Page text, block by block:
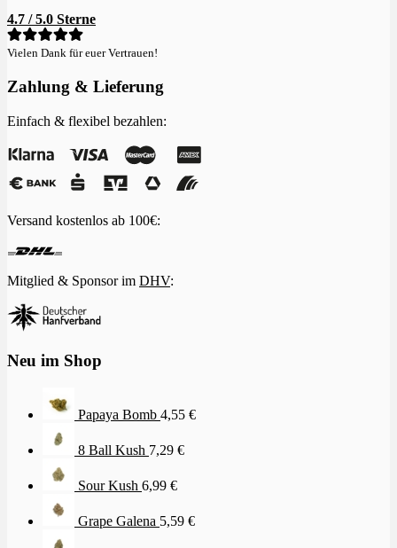
4.7 / 5.0 Sterne
Vielen Dank für euer Vertrauen!
Zahlung & Lieferung
Einfach & flexibel bezahlen:
Versand kostenlos ab 100€:
Mitglied & Sponsor im DHV:
Neu im Shop
Papaya Bomb 4,55 €
8 Ball Kush 7,29 €
Sour Kush 6,99 €
Grape Galena 5,59 €